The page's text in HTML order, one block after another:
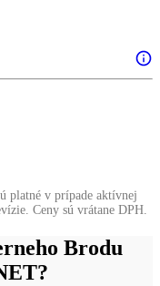
platné v prípade aktívnej
Ceny sú vrátane DPH.
Brodu